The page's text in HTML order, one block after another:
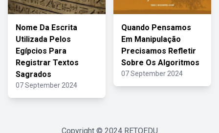
Nome Da Escrita
Utilizada Pelos
Egípcios Para
Registrar Textos
Sagrados
07 September 2024
Quando Pensamos
Em Manipulação
Precisamos Refletir
Sobre Os Algoritmos
07 September 2024
Copyright © 2024 RETOEDU